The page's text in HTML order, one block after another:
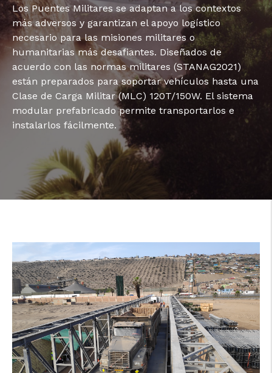
Los Puentes Militares se adaptan a los contextos
más adversos y garantizan el apoyo logístico
necesario para las misiones militares o
humanitarias más desafiantes. Diseñados de
acuerdo con las normas militares (STANAG2021)
están preparados para soportar vehículos hasta una
Clase de Carga Militar (MLC) 120T/150W. El sistema
modular prefabricado permite transportarlos e
instalarlos fácilmente.